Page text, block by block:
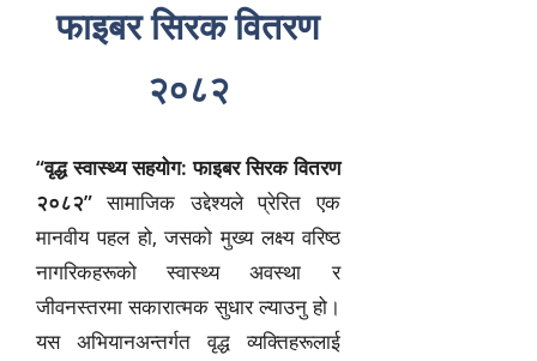
फाइबर सिरक वितरण
२०८२
“वृद्ध स्वास्थ्य सहयोग: फाइबर सिरक वितरण
२०८२” सामाजिक उद्देश्यले प्रेरित एक
मानवीय पहल हो, जसको मुख्य लक्ष्य वरिष्ठ
नागरिकहरूको स्वास्थ्य अवस्था र
जीवनस्तरमा सकारात्मक सुधार ल्याउनु हो।
यस अभियानअन्तर्गत वृद्ध व्यक्तिहरूलाई